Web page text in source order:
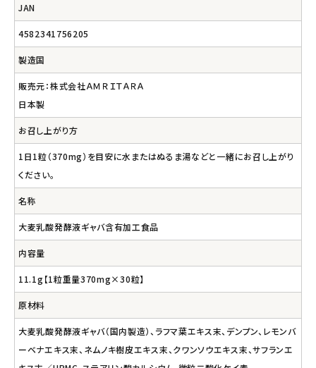
JAN
4582341756205
製造国
販売元：株式会社ＡＭＲＩＴＡＲＡ
日本製
お召し上がり方
1日1粒（370mg）を目安に水またはぬるま湯などと一緒にお召し上がり
ください。
名称
大麦乳酸発酵液ギャバ含有加工食品
内容量
11.1g【1粒重量370mg×30粒】
原材料
大麦乳酸発酵液ギャバ（国内製造）、ラフマ葉エキス末、デンプン、レモンバ
ーベナエキス末、ネムノキ樹皮エキス末、クワンソウエキス末、サフランエ